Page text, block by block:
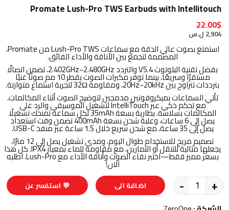
Promate Lush-Pro TWS Earbuds with Intellitouch
22.00$
2,904 ل.س
استمتع بصوت عالي الدقة مع سماعات Lush-Pro TWS من Promate،
المصممة لتجمع بين الأناقة والأداء الفائق.
بفضل تقنية البلوتوث V5.4 والتردد 2.402GHz~2.480GHz، تضمن اتصالًا
مستقرًا وسريعًا، بينما توفر مكبرات الصوت بقطر 10 مم صوتًا غنيًا
بترددات تتراوح بين 20Hz~20kHz، ومقاومة 32Ω لتجربة استماع متوازنة.
تأتي السماعات بميكروفونين مدمجين لتوضيح الصوت أثناء المكالمات،
مع تحكم ذكي عبر IntelliTouch لتشغيل الموسيقى والرد على
المكالمات بسلاسة. بطارية بسعة 35mAh لكل سماعة تمنحك تشغيلًا
يصل إلى 6 ساعات، وعلبة شحن بسعة 400mAh تضمن وقت استعداد
يصل إلى 35 ساعة، مع شحن سريع خلال 1.5 ساعة عبر منفذ USB-C.
تصميم مريح للاستخدام طوال اليوم، ومدى تشغيل يصل إلى 12 مترًا،
يجعلها مثالية للتنقل أو التمارين، مع مقاومة للماء بمعيار IPX4. كل هذا
بسعر مميز فقط—اختبر نقاء الصوت وأناقة الأداء مع Lush-Pro. اطلبه
الان!
- +
اضافة الى
💬 استفسر عن